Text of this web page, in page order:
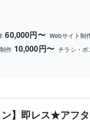
60,000円〜 Webサイト制
作 10,000円〜 チラシ・ポ
ン】即レス★アフ